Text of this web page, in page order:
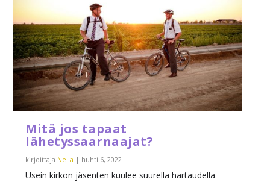
Mitä jos tapaat
lähetyssaarnaajat?
kirjoittaja Nella | huhti 6, 2022
Usein kirkon jäsenten kuulee suurella hartaudella